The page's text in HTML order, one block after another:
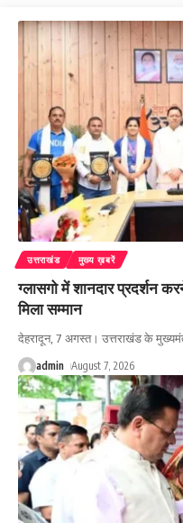
उत्तराखंड मुख्य ख़बरें
ग्लासगो में शानदार प्रदर्शन
मिला सम्मान
देहरादून, 7 अगस्त। उत्तराखंड के
admin August 7, 2026